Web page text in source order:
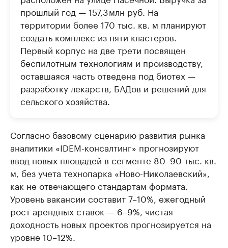
прошлый год — 157,3 млн руб. На
территории более 170 тыс. кв. м планируют
создать комплекс из пяти кластеров.
Первый корпус на две трети посвящен
беспилотным технологиям и производству,
оставшаяся часть отведена под биотех —
разработку лекарств, БАДов и решений для
сельского хозяйства.
Согласно базовому сценарию развития рынка
аналитики «IDEM-консалтинг» прогнозируют
ввод новых площадей в сегменте 80–90 тыс. кв.
м, без учета технопарка «Ново-Николаевский»,
как не отвечающего стандартам формата.
Уровень вакансии составит 7–10%, ежегодный
рост арендных ставок — 6–9%, чистая
доходность новых проектов прогнозируется на
уровне 10–12%.